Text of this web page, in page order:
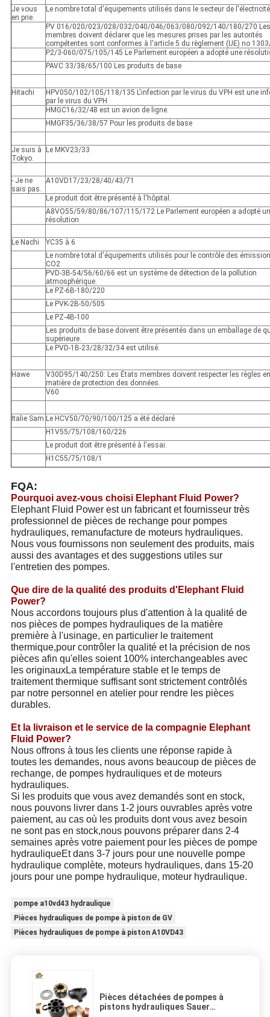
Je vous
en prie.
Le nombre total d'équipements utilisés dans le secteur de l'électricité
PV 016/020/023/028/032/040/046/063/080/092/140/180/270
membres doivent déclarer que les mesures prises par les autorités
compétentes sont conformes à l'article 5 du règlement (UE) no
P2/3-060/075/105/145 Le Parlement européen a adopté une
PAVC 33/38/65/100 Les produits de base
Hitachi
HPV050/102/105/118/135 L'infection par le virus du VPH est une
par le virus du VPH
HMGC16/32/48 est un avion de ligne.
HMGF35/36/38/57 Pour les produits de base
Je suis à
Tokyo.
Le MKV23/33
- Je ne
sais pas.
A10VD17/23/28/40/43/71
Le produit doit être présenté à l'hôpital.
A8VO55/59/80/86/107/115/172 Le Parlement européen a adopté
résolution
Le Nachi
YC35 à 6
Le nombre total d'équipements utilisés pour le contrôle des
CO2
PVD-3B-54/56/60/66 est un système de détection de la pollution
atmosphérique.
Le PZ-6B-180/220
Le PVK-2B-50/505
Le PZ-4B-100
Les produits de base doivent être présentés dans un emballage de
supérieure.
Le PVD-1B-23/28/32/34 est utilisé.
Hawe
V30D95/140/250: Les États membres doivent respecter les règles en
matière de protection des données.
V60
Italie Sam Le HCV50/70/90/100/125 a été déclaré
H1V55/75/108/160/226
Le produit doit être présenté à l'essai.
H1C55/75/108/1
FQA:
Pourquoi avez-vous choisi Elephant Fluid Power?
Elephant Fluid Power est un fabricant et fournisseur très
professionnel de pièces de rechange pour pompes
hydrauliques, remanufacture de moteurs hydrauliques.
Nous vous fournissons non seulement des produits, mais
aussi des avantages et des suggestions utiles sur
l'entretien des pompes.
Que dire de la qualité des produits d'Elephant Fluid
Power?
Nous accordons toujours plus d'attention à la qualité de
nos pièces de pompes hydrauliques de la matière
première à l'usinage, en particulier le traitement
thermique,pour contrôler la qualité et la précision de nos
pièces afin qu'elles soient 100% interchangeables avec
les originauxLa température stable et le temps de
traitement thermique suffisant sont strictement contrôlés
par notre personnel en atelier pour rendre les pièces
durables.
Et la livraison et le service de la compagnie Elephant
Fluid Power?
Nous offrons à tous les clients une réponse rapide à
toutes les demandes, nous avons beaucoup de pièces de
rechange, de pompes hydrauliques et de moteurs
hydrauliques.
Si les produits que vous avez demandés sont en stock,
nous pouvons livrer dans 1-2 jours ouvrables après votre
paiement, au cas où les produits dont vous avez besoin
ne sont pas en stock,nous pouvons préparer dans 2-4
semaines après votre paiement pour les pièces de pompe
hydrauliqueEt dans 3-7 jours pour une nouvelle pompe
hydraulique complète, moteurs hydrauliques, dans 15-20
jours pour une pompe hydraulique, moteur hydraulique.
pompe a10vd43 hydraulique
Pièces hydrauliques de pompe à piston de GV
Pièces hydrauliques de pompe à piston A10VD43
Pièces détachées de pompes à
pistons hydrauliques Sauer